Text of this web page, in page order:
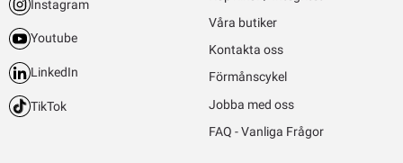
Instagram
Youtube
LinkedIn
TikTok
Våra butiker
Kontakta oss
Förmånscykel
Jobba med oss
FAQ - Vanliga Frågor